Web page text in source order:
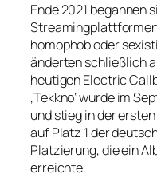
Ende 2021 begannen
homophob oder
änderten schließlich
heutigen Electric
‚Tekkno‘ wurde im
und stieg in der
auf Platz 1 der
Platzierung, die ein
erreichte.